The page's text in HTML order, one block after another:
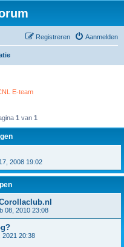
Aanmelden
Registreren
E-team
1 van 1
2008 19:02
08, 2010 23:08
2021 20:38